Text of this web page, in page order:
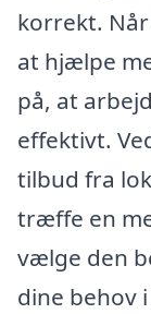
korrekt.
at hjælpe
på, at
effektivt.
tilbud fra
træffe en
vælge den
dine behov